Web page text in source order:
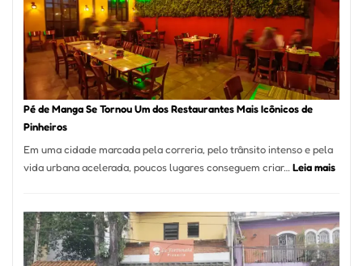
Pé de Manga Se Tornou Um dos Restaurantes Mais Icônicos de
Pinheiros
Em uma cidade marcada pela correria, pelo trânsito intenso e pela
vida urbana acelerada, poucos lugares conseguem criar…Leia mais:
Se